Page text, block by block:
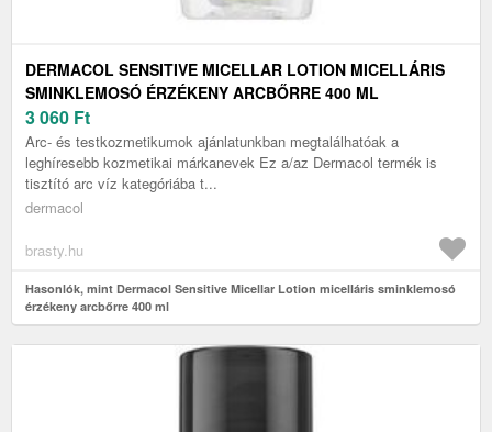
DERMACOL SENSITIVE MICELLAR LOTION MICELLÁRIS
SMINKLEMOSÓ ÉRZÉKENY ARCBŐRRE 400 ML
3 060 Ft
Arc- és testkozmetikumok ajánlatunkban megtalálhatóak a
leghíresebb kozmetikai márkanevek Ez a/az Dermacol termék is
tisztító arc víz kategóriába t...
dermacol
brasty.hu
Hasonlók, mint Dermacol Sensitive Micellar Lotion micelláris sminklemosó
érzékeny arcbőrre 400 ml